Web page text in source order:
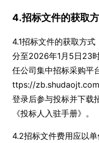
4.招标文件的获取
4.1招标文件的获取方
分至2026年1月5日23
任公司集中招标采购平
ttps://zb.shudaojt.com
登录后参与投标并下载
《投标人入驻手册》。
4.2招标文件费用应以